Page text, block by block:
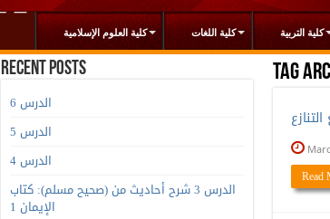
كلية العلوم الإسلامية كلية اللغات كلية التربية
Tag
Read
Recent Posts
الدرس 6
الدرس 5
الدرس 4
الدرس 3 شرح أحاديث من (صحيح مسلم): كتاب
الإيمان 1